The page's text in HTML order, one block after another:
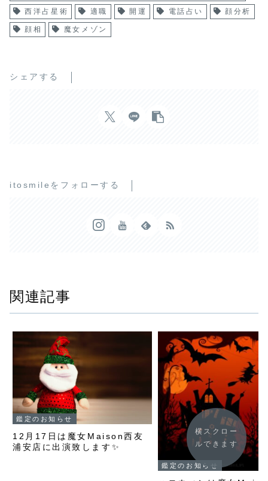
西洋占星術 適職 開運 電話占い 顔分析
顔相 魔女メゾン
シェアする
itosmileをフォローする
関連記事
鑑定のお知らせ
12月17日は魔女Maison西友
浦安店に出演致します✨
鑑定のお知らせ
横スクロー
ルできます